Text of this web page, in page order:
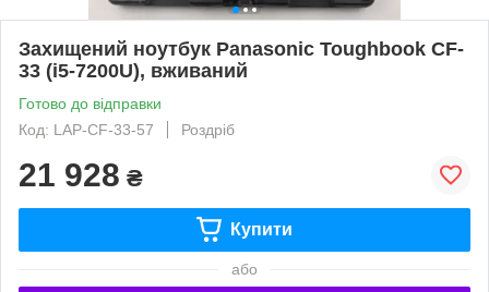
Захищений ноутбук Panasonic Toughbook CF-
33 (i5-7200U), вживаний
Готово до відправки
Код: LAP-CF-33-57
Роздріб
21 928 ₴
Купити
або